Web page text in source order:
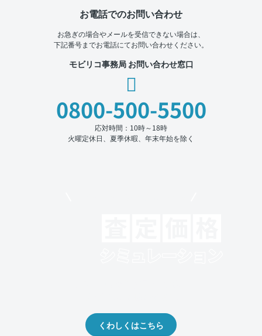
お電話でのお問い合わせ
お急ぎの場合やメールを受信できない場合は、
下記番号までお電話にてお問い合わせください。
モビリコ事務局 お問い合わせ窓口
0800-500-5500
応対時間：10時～18時
火曜定休日、夏季休暇、年末年始を除く
くわしくはこちら